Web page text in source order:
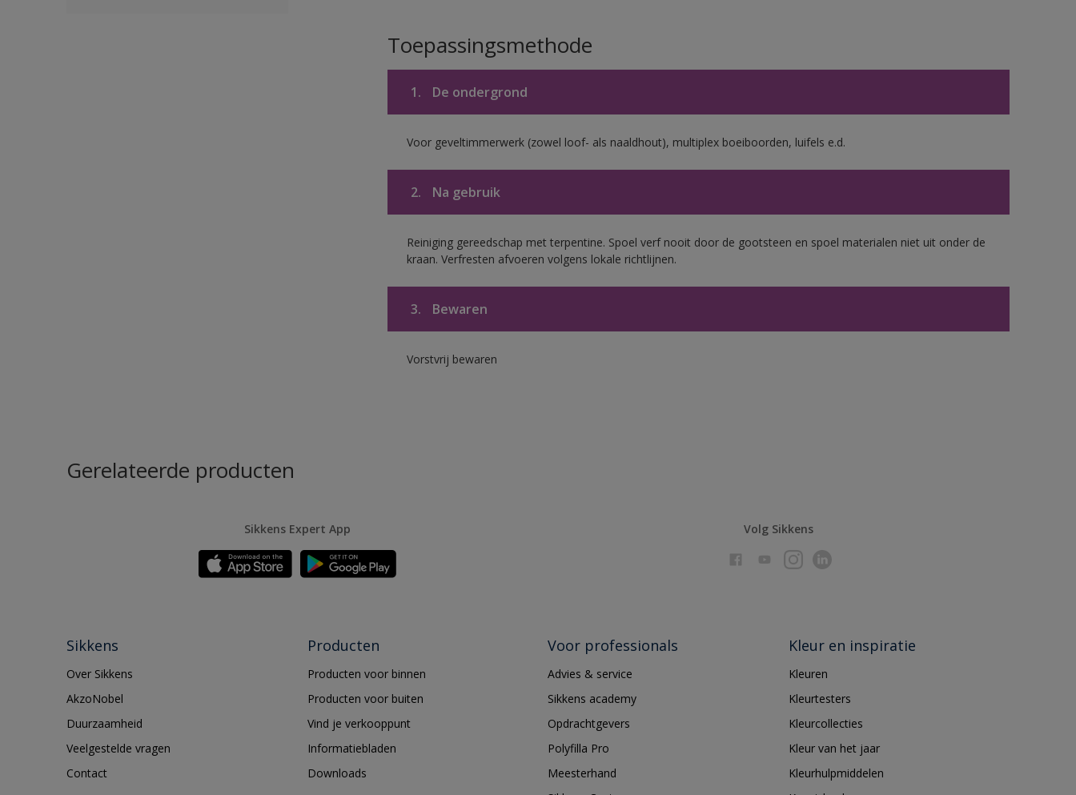
Toepassingsmethode
1. De ondergrond
Voor geveltimmerwerk (zowel loof- als naaldhout), multiplex boeiboorden, luifels e.d.
2. Na gebruik
Reiniging gereedschap met terpentine. Spoel verf nooit door de gootsteen en spoel materialen niet uit onder de
kraan. Verfresten afvoeren volgens lokale richtlijnen.
3. Bewaren
Vorstvrij bewaren
Gerelateerde producten
Sikkens Expert App Volg Sikkens
Sikkens
Over Sikkens
AkzoNobel
Duurzaamheid
Veelgestelde vragen
Contact
Producten
Producten voor binnen
Producten voor buiten
Vind je verkooppunt
Informatiebladen
Downloads
Voor professionals
Advies & service
Sikkens academy
Opdrachtgevers
Polyfilla Pro
Meesterhand
Kleur en inspiratie
Kleuren
Kleurtesters
Kleurcollecties
Kleur van het jaar
Kleurhulpmiddelen